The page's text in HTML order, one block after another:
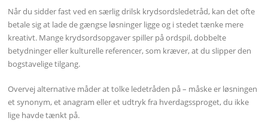
Når du sidder fast ved en særlig drilsk krydsordsledetråd, kan det ofte
betale sig at lade de gængse løsninger ligge og i stedet tænke mere
kreativt. Mange krydsordsopgaver spiller på ordspil, dobbelte
betydninger eller kulturelle referencer, som kræver, at du slipper den
bogstavelige tilgang.
Overvej alternative måder at tolke ledetråden på – måske er løsningen
et synonym, et anagram eller et udtryk fra hverdagssproget, du ikke
lige havde tænkt på.